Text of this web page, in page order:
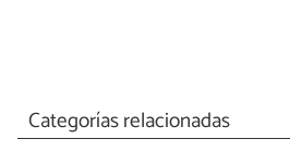
Categorías relacionadas